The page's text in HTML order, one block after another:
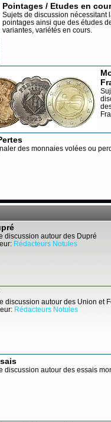
Pointages / Etudes en
Sujets de discussion nécessitant
pointages ainsi que des études
variantes, variétés en cours.
des monnaies volées ou
discussion autour des Dupré
Rédacteurs Notules
discussion autour des Union et
Rédacteurs Notules
discussion autour des essais